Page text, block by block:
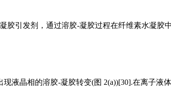
胶引发剂，通过溶胶-凝胶过程在纤维素水凝胶
现液晶相的溶胶-凝胶转变(图 2(a))[30].在离子液